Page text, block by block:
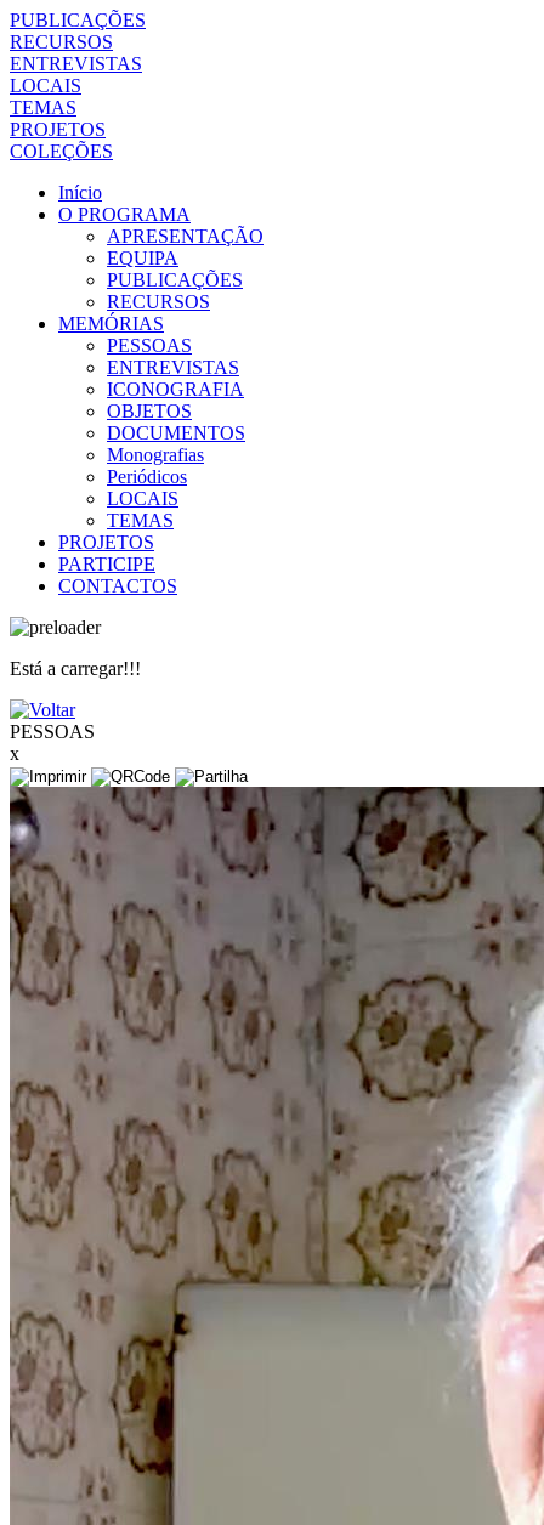
PUBLICAÇÕES
RECURSOS
ENTREVISTAS
LOCAIS
TEMAS
PROJETOS
COLEÇÕES
Início
O PROGRAMA
APRESENTAÇÃO
EQUIPA
PUBLICAÇÕES
RECURSOS
MEMÓRIAS
PESSOAS
ENTREVISTAS
ICONOGRAFIA
OBJETOS
DOCUMENTOS
Monografias
Periódicos
LOCAIS
TEMAS
PROJETOS
PARTICIPE
CONTACTOS
Está a carregar!!!
PESSOAS
x